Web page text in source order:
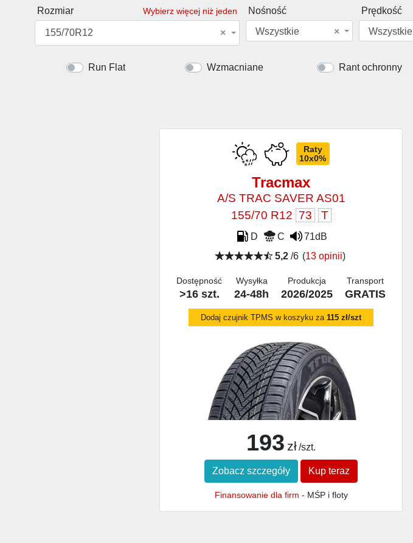
Rozmiar Wybierz więcej niż jeden
×
155/70R12
Nośność
×
Wszystkie
Prędkość
Wszystkie
Run Flat Wzmacniane Rant ochronny
Raty
10x0%
Tracmax
A/S TRAC SAVER AS01
155/70 R12 73 T
D C
71dB
5,2/6 (13 opinii)
Dostępność
>16 szt.
Wysyłka
24-48h
Produkcja
2026/2025
Transport
GRATIS
Dodaj czujnik TPMS w koszyku za 115 zł/szt
193 zł /szt.
Zobacz szczegóły Kup teraz
Finansowanie dla firm - MŚP i floty